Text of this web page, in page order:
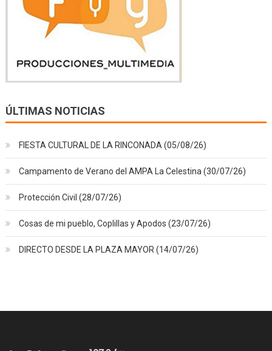
ÚLTIMAS NOTICIAS
FIESTA CULTURAL DE LA RINCONADA (05/08/26)
Campamento de Verano del AMPA La Celestina (30/07/26)
Protección Civil (28/07/26)
Cosas de mi pueblo, Coplillas y Apodos (23/07/26)
DIRECTO DESDE LA PLAZA MAYOR (14/07/26)